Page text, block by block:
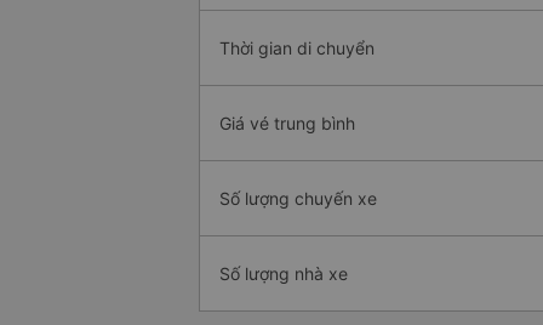
Thời gian di chuyển
Giá vé trung bình
Số lượng chuyến xe
Số lượng nhà xe